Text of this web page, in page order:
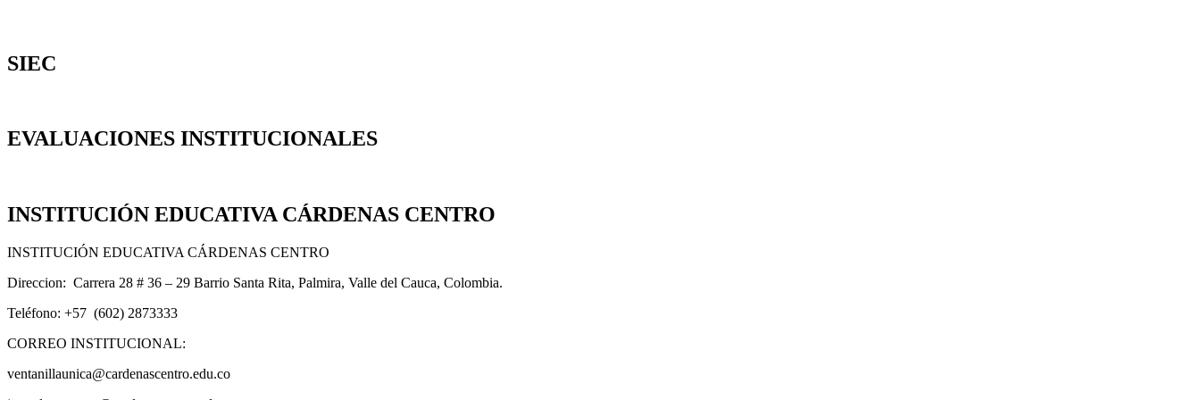
SIEC
EVALUACIONES INSTITUCIONALES
INSTITUCIÓN EDUCATIVA CÁRDENAS CENTRO
INSTITUCIÓN EDUCATIVA CÁRDENAS CENTRO
Direccion: Carrera 28 # 36 – 29 Barrio Santa Rita, Palmira, Valle del Cauca, Colombia.
Teléfono: +57 (602) 2873333
CORREO INSTITUCIONAL:
ventanillaunica@cardenascentro.edu.co